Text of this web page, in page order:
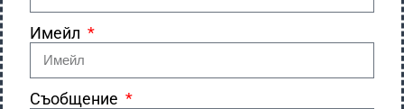
Имейл
Съобщение